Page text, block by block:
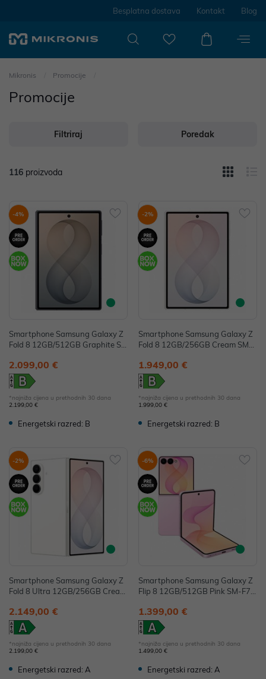
Besplatna dostava Kontakt Blog
Mikronis Promocije
Promocije
Filtriraj Poredak
116 proizvoda
-4%
Smartphone Samsung Galaxy Z
Fold 8 12GB/512GB Graphite SM
2.099,00 €
*najniža cijena u prethodnih 30 dana
2.199,00 €
Energetski razred: B
-2%
Smartphone Samsung Galaxy Z
Fold 8 12GB/256GB Cream SM-F
1.949,00 €
*najniža cijena u prethodnih 30 dana
1.999,00 €
Energetski razred: B
-2%
Smartphone Samsung Galaxy Z
Fold 8 Ultra 12GB/256GB Cream
2.149,00 €
*najniža cijena u prethodnih 30 dana
2.199,00 €
Energetski razred: A
-6%
Smartphone Samsung Galaxy Z
Flip 8 12GB/512GB Pink SM-F77
1.399,00 €
*najniža cijena u prethodnih 30 dana
1.499,00 €
Energetski razred: A